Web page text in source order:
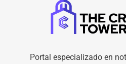
Portal especializado en